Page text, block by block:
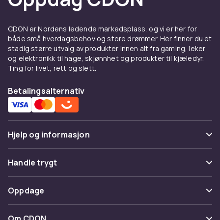
CDON er Nordens ledende markedsplass, og vi er her for
både små hverdagsbehov og store drømmer. Her finner du et
stadig større utvalg av produkter innen alt fra gaming, leker
og elektronikk til hage, skjønnhet og produkter til kjæledyr.
Ting for livet, rett og slett.
Betalingsalternativ
Hjelp og informasjon
Vanlige spørsmål
Spor pakke
Angre & returner her
Kontakt oss
Handle trygt
Betaling
Levering
Oppdage
Kategorier